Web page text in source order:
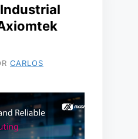
CARLOS